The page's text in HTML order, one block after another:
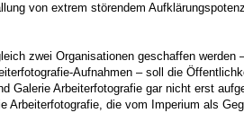
von extrem störendem
zwei Organisationen geschaffen
Aufnahmen – soll die
Arbeiterfotografie gar nicht erst
die vom Imperium als